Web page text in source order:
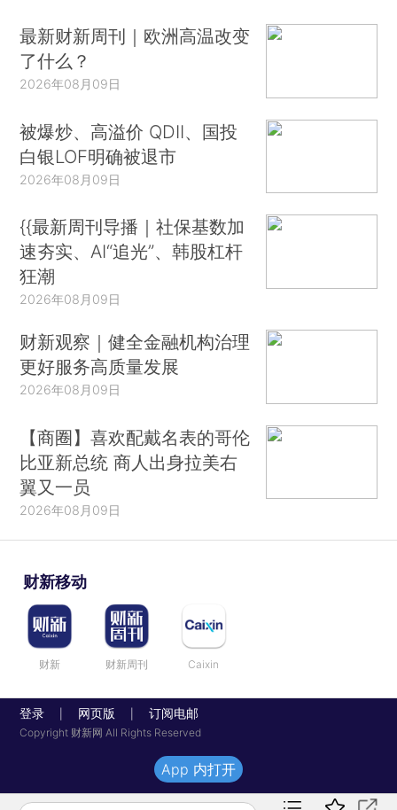
最新财新周刊｜欧洲高温改变
了什么？
2026年08月09日
被爆炒、高溢价 QDII、国投
白银LOF明确被退市
2026年08月09日
{{最新周刊导播｜社保基数加
速夯实、AI“追光”、韩股杠杆
狂潮
2026年08月09日
财新观察｜健全金融机构治理
更好服务高质量发展
2026年08月09日
【商圈】喜欢配戴名表的哥伦
比亚新总统 商人出身拉美右
翼又一员
2026年08月09日
财新移动
财新 财新周刊 Caixin
登录 网页版 订阅电邮
Copyright 财新网 All Rights Reserved
App 内打开